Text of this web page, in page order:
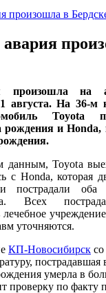
произошла на
августа. На 36-м
Toyota
и Honda,
данным, Toyota
с Honda, которая
пострадали оба
Всех
уточняются.
КП-Новосибирск
пострадавшая
умерла в
проверку по факту